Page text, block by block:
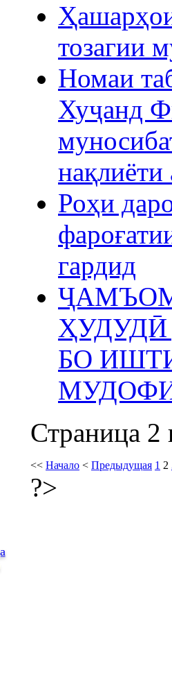
тозагии
Номаи
Хуҷанд
Роҳи
гардид
БО
Страница 2
<< Начало < Предыдущая 1 2
?>